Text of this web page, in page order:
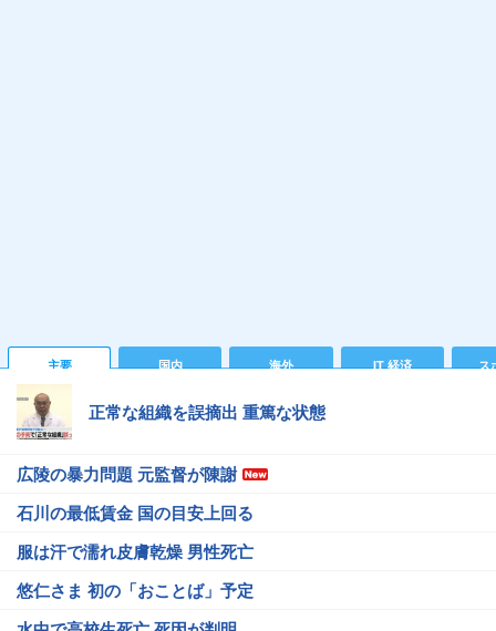
主要 国内 海外 IT 経済 ス
正常な組織を誤摘出 重篤な状態
広陵の暴力問題 元監督が陳謝
石川の最低賃金 国の目安上回る
服は汗で濡れ皮膚乾燥 男性死亡
悠仁さま 初の「おことば」予定